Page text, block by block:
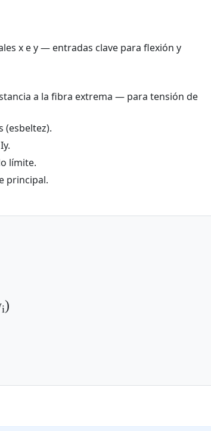
x e y — entradas clave para flexión y
a la fibra extrema — para tensión de
(esbeltez).
límite.
principal.
i)